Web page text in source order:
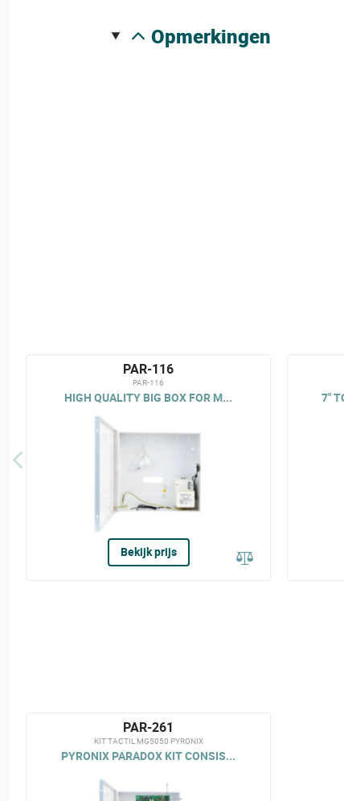
opmerkingen
PAR-116
PAR-116
HIGH QUALITY BIG BOX FOR M...
Bekijk prijs
7"
PAR-261
KIT TACTIL MG5050 PYRONIX
PYRONIX PARADOX KIT CONSIS...